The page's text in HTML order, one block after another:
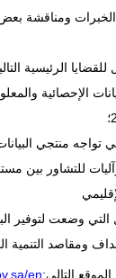
ومناقشة بعض
الرئيسية
الإحصائية
تواجه منتجي
للتشاور بين
التي وضعت لتوفير
ومقاصد التنمية
التالي:en/